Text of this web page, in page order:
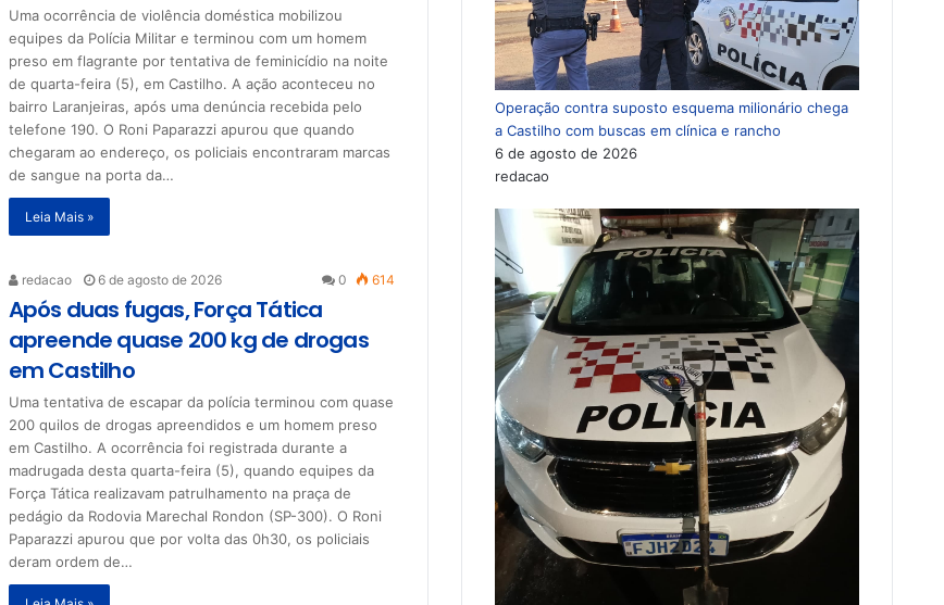
Uma ocorrência de violência doméstica mobilizou
equipes da Polícia Militar e terminou com um homem
preso em flagrante por tentativa de feminicídio na noite
de quarta-feira (5), em Castilho. A ação aconteceu no
bairro Laranjeiras, após uma denúncia recebida pelo
telefone 190. O Roni Paparazzi apurou que quando
chegaram ao endereço, os policiais encontraram marcas
de sangue na porta da…
Leia Mais »
redacao 6 de agosto de 2026 0 614
Após duas fugas, Força Tática
apreende quase 200 kg de drogas
em Castilho
Uma tentativa de escapar da polícia terminou com quase
200 quilos de drogas apreendidos e um homem preso
em Castilho. A ocorrência foi registrada durante a
madrugada desta quarta-feira (5), quando equipes da
Força Tática realizavam patrulhamento na praça de
pedágio da Rodovia Marechal Rondon (SP-300). O Roni
Paparazzi apurou que por volta das 0h30, os policiais
deram ordem de…
Operação contra suposto esquema milionário chega
a Castilho com buscas em clínica e rancho
6 de agosto de 2026
redacao